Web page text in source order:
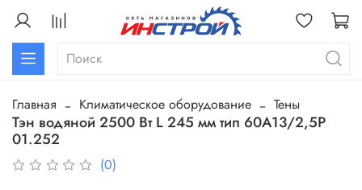
Главная Климатическое оборудование Тены
Тэн водяной 2500 Вт L 245 мм тип 60А13/2,5Р
01.252
(0)